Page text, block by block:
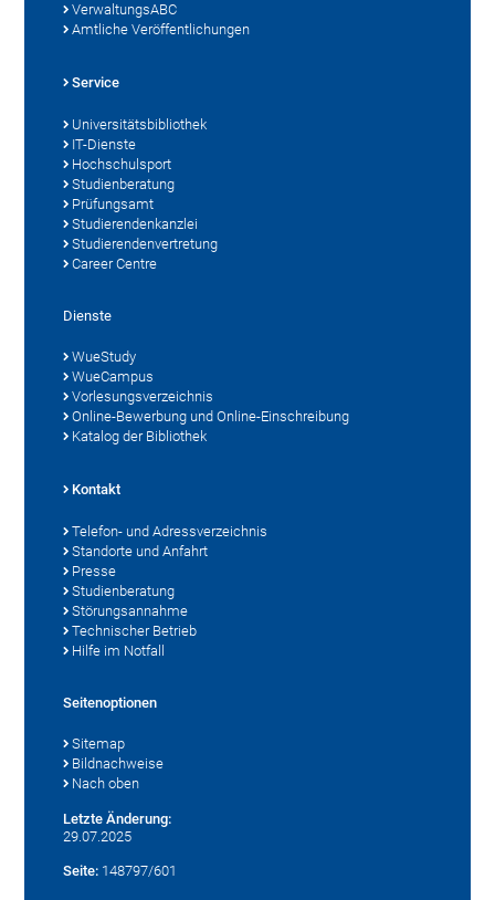
VerwaltungsABC
Amtliche Veröffentlichungen
Service
Universitätsbibliothek
IT-Dienste
Hochschulsport
Studienberatung
Prüfungsamt
Studierendenkanzlei
Studierendenvertretung
Career Centre
Dienste
WueStudy
WueCampus
Vorlesungsverzeichnis
Online-Bewerbung und Online-Einschreibung
Katalog der Bibliothek
Kontakt
Telefon- und Adressverzeichnis
Standorte und Anfahrt
Presse
Studienberatung
Störungsannahme
Technischer Betrieb
Hilfe im Notfall
Seitenoptionen
Sitemap
Bildnachweise
Nach oben
Letzte Änderung:
29.07.2025
Seite: 148797/601